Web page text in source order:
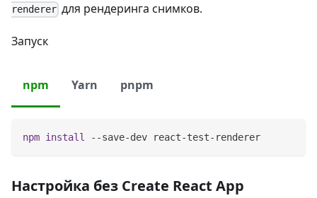
renderer для рендеринга снимков.
Запуск
npm Yarn pnpm
npm install --save-dev react-test-renderer
Настройка без Create React App